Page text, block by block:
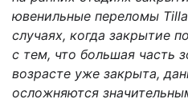
ювенильные переломы
случаях, когда закрытие
с тем, что большая часть
возрасте уже закрыта,
осложняются